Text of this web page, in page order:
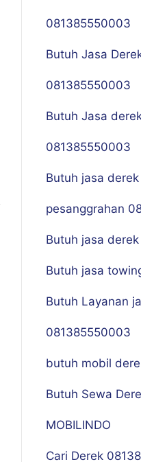
081385550003
Butuh Jasa
081385550003
Butuh Jasa
081385550003
Butuh jasa
pesanggrahan
Butuh jasa
Butuh jasa
Butuh Layanan
081385550003
butuh mobil
Butuh Sewa
MOBILINDO
Cari Derek